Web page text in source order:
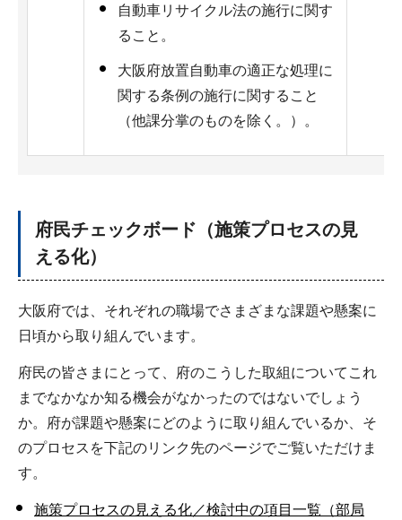
自動車リサイクル法の施行に関す
ること。
大阪府放置自動車の適正な処理に
関する条例の施行に関すること
（他課分掌のものを除く。）。
府民チェックボード（施策プロセスの見
える化）
大阪府では、それぞれの職場でさまざまな課題や懸案に
日頃から取り組んでいます。
府民の皆さまにとって、府のこうした取組についてこれ
までなかなか知る機会がなかったのではないでしょう
か。府が課題や懸案にどのように取り組んでいるか、そ
のプロセスを下記のリンク先のページでご覧いただけま
す。
施策プロセスの見える化／検討中の項目一覧（部局